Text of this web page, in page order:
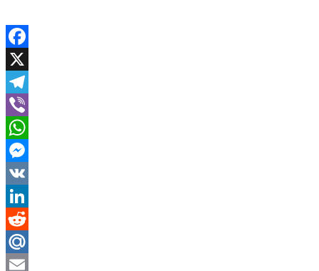
Facebook
X
Telegram
Viber
WhatsApp
Messenger
VK
LinkedIn
Reddit
Mail.Ru